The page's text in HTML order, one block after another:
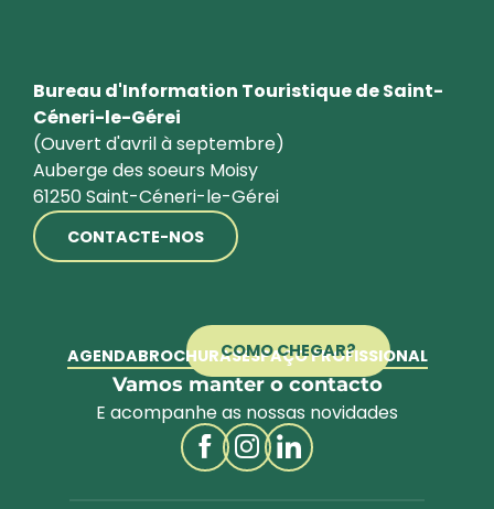
Bureau d'Information Touristique de Saint-
Céneri-le-Gérei
(Ouvert d'avril à septembre)
Auberge des soeurs Moisy
61250 Saint-Céneri-le-Gérei
CONTACTE-NOS
COMO CHEGAR?
AGENDABROCHURASESPAÇO PROFISSIONAL
Vamos manter o contacto
E acompanhe as nossas novidades